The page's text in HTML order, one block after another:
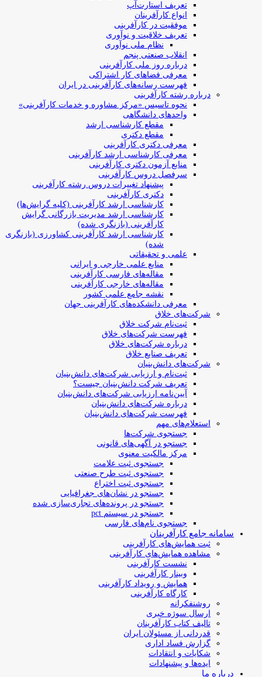
تعریف استارت‌آپ
انواع کارآفرینان
موفقیت در کارآفرینی
تعریف خلاقیت و نوآوری
نظام ملی نوآوری
انقلاب صنعتی پنجم
درباره روز ملی کارآفرینی
معرفی فضاهای کار اشتراکی
فهرست رسانه‌های کارآفرینی در ایران
درباره رشته کارآفرینی
نحوه تاسیس «مرکز مشاوره و خدمات کارآفرینی»
واحدهای دانشگاهی
مقطع کارشناسی ارشد
مقطع دکتری
معرفی دکتری کارآفرینی
معرفی کارشناسی ارشد کارآفرینی
منابع آزمون دکتری کارآفرینی
سرفصل دروس کارآفرینی
پیشنهاد تغییرات دروس رشته کارآفرینی
دکتری کارآفرینی
کارشناسی ارشد کارآفرینی (کلیه گرایش‌ها)
کارشناسی ارشد مدیریت بازرگانی گرایش
کارآفرینی (بازنگری شده)
کارشناسی ارشد کارآفرینی کشاورزی (بازنگری
شده)
علمی و تحقیقاتی
منابع علمی خارجی و ایرانی
مقاله‌های فارسی کارآفرینی
مقاله‌های خارجی کارآفرینی
نقشه جامع علمی کشور
معرفی دانشکده‌های کارآفرینی جهان
شرکت‌های خلاق
ثبت‌نام شرکت خلاق
فهرست شرکت‌های خلاق
درباره شرکت‌های خلاق
تعریف صنایع خلاق
شرکت‌های دانش‌بنیان
ثبت‌نام و ارزیابی شرکت‌های دانش‌بنیان
تعریف شرکت دانش‌بنیان چیست؟
آیین‌نامه ارزیابی شرکت‌های دانش‌بنیان
درباره شرکت‌های دانش‌بنیان
فهرست شرکت‌های دانش‌بنیان
استعلام‌های مهم
جستجوی شرکت‌ها
جستجو در آگهی‌های قانونی
مرکز مالکیت معنوی
جستجوی ثبت علامت
جستجوی ثبت طرح صنعتی
جستجوی ثبت اختراع
جستجو در نشان‌های جغرافیایی
جستجو در پرونده‌های تجاری‌سازی شده
جستجو در سیستم pct
جستجوی نام‌های فارسی
سامانه جامع کارآفرینان
ثبت همایش‌های کارآفرینی
مشاهده همایش‌های کارآفرینی
نشست کارآفرینی
وبینار کارآفرینی
همایش و رویداد کارآفرینی
کارگاه کارآفرینی
روشنفکرانه
ارسال سوژه‌ خبری
تالیف کتاب کارآفرینان
قدردانی از مسئولان ایران
گزارش فساد اداری
شکایات و انتقادات
ایده‌ها و پیشنهادات
درباره ما